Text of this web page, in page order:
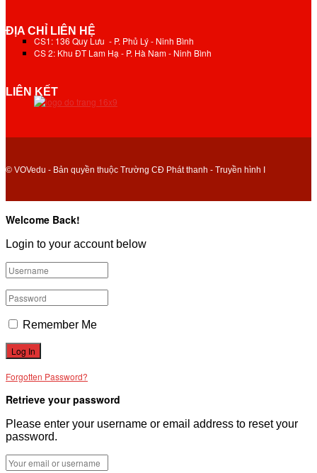
ĐỊA CHỈ LIÊN HỆ
CS1: 136 Quy Lưu - P. Phủ Lý - Ninh Bình
CS 2: Khu ĐT Lam Hạ - P. Hà Nam - Ninh Bình
LIÊN KẾT
© VOVedu - Bản quyền thuộc Trường CĐ Phát thanh - Truyền hình I
Welcome Back!
Login to your account below
Remember Me
Forgotten Password?
Retrieve your password
Please enter your username or email address to reset your
password.